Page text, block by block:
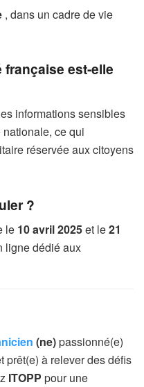
, dans un cadre de vie
est-elle
informations sensibles
ce qui
réservée aux citoyens
?
le 10 avril 2025et le21
ligne dédié aux
(ne)passionné(e)
prêt(e) à relever des défis
ITOPP pour une